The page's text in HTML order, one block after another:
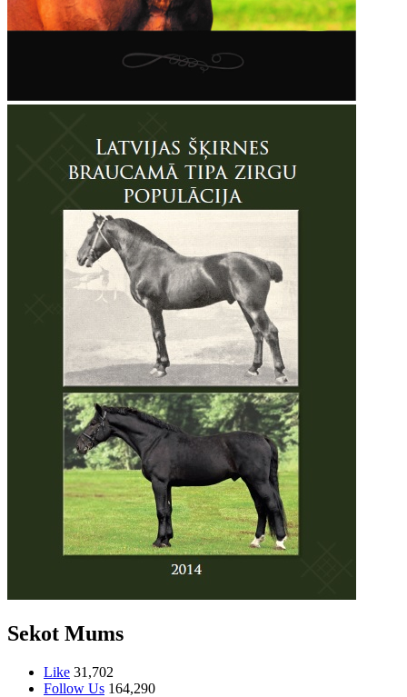
Sekot Mums
Like 31,702
Follow Us 164,290